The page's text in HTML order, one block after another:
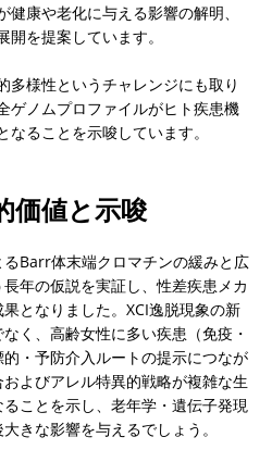
康や老化に与える影響の解明、
開を提案しています。
多様性というチャレンジにも取り
ゲノムプロファイルがヒト疾患機
ることを示唆しています。
価値と示唆
Barr体末端クロマチンの緩みと広
年の仮説を実証し、性差疾患メカ
となりました。XCI逸脱現象の新
く、高齢女性に多い疾患（免疫・
・予防介入ルートの提示につなが
よびアレル特異的戦略が複雑な生
ことを示し、老年学・遺伝子発現
きな影響を与えるでしょう。